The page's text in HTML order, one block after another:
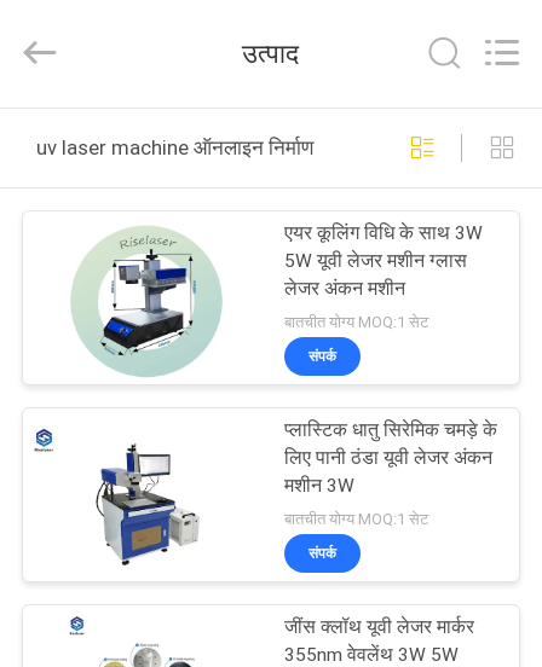
उत्पादों
वीआर
हमारे
बारे
भ्रमण
Technology
Rights
उत्पाद
uv laser machine ऑनलाइन निर्माण
एयर कूलिंग विधि के साथ 3W
5W यूवी लेजर मशीन ग्लास
लेजर अंकन मशीन
बातचीत योग्य MOQ:1 सेट
संपर्क
प्लास्टिक धातु सिरेमिक चमड़े के
लिए पानी ठंडा यूवी लेजर अंकन
मशीन 3W
बातचीत योग्य MOQ:1 सेट
संपर्क
जींस क्लॉथ यूवी लेजर मार्कर
355nm वेवलेंथ 3W 5W